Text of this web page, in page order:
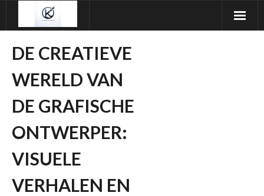
inhoudDE CREATIEVE
WERELD VAN
DE GRAFISCHE
ONTWERPER:
VISUELE
VERHALEN EN